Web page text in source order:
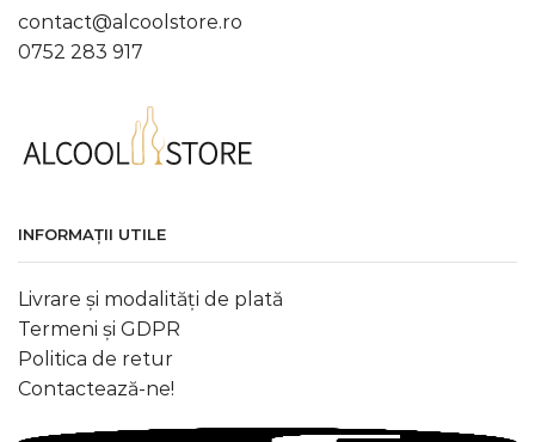
contact@alcoolstore.ro
0752 283 917
INFORMAȚII UTILE
Livrare și modalități de plată
Termeni și GDPR
Politica de retur
Contactează-ne!